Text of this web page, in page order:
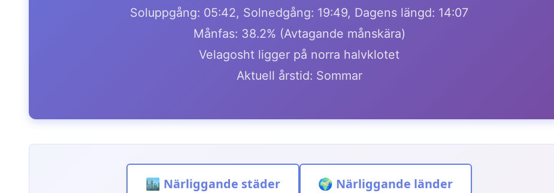
Soluppgång: 05:42, Solnedgång: 19:49, Dagens längd: 14:07
Månfas: 38.2% (Avtagande månskära)
Velagosht ligger på norra halvklotet
Aktuell årstid: Sommar
🏙️ Närliggande städer 🌍 Närliggande länder